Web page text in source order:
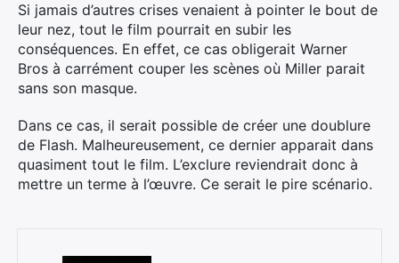
Si jamais d’autres crises venaient à pointer le bout de
leur nez, tout le film pourrait en subir les
conséquences. En effet, ce cas obligerait Warner
Bros à carrément couper les scènes où Miller parait
sans son masque.
Dans ce cas, il serait possible de créer une doublure
de Flash. Malheureusement, ce dernier apparait dans
quasiment tout le film. L’exclure reviendrait donc à
mettre un terme à l’œuvre. Ce serait le pire scénario.